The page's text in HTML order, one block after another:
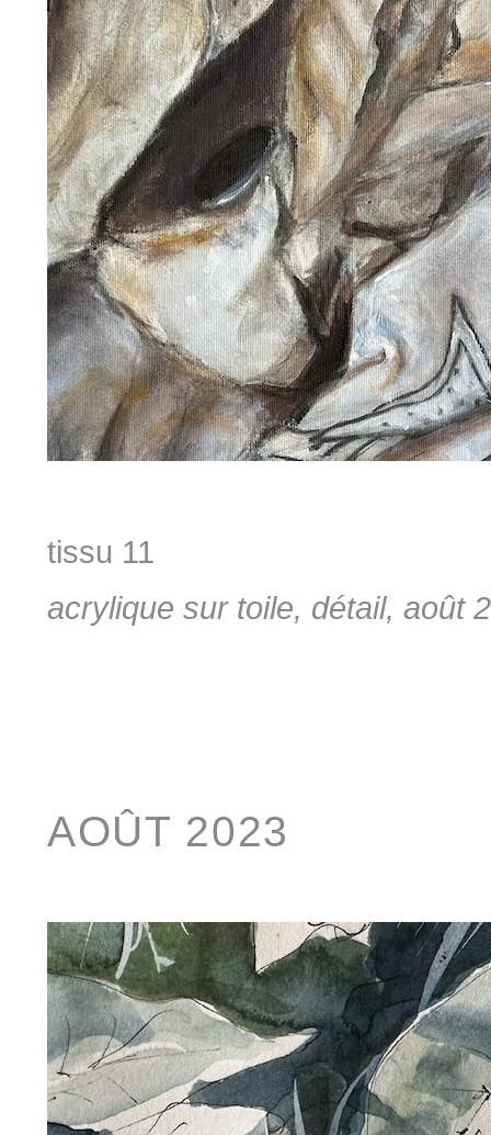
tissu 11
acrylique sur toile, détail, août
AOÛT 2023